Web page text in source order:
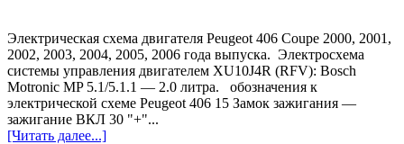
Электрическая схема двигателя Peugeot 406 Coupe 2000, 2001,
2002, 2003, 2004, 2005, 2006 года выпуска. Электросхема
системы управления двигателем XU10J4R (RFV): Bosch
Motronic MP 5.1/5.1.1 — 2.0 литра. обозначения к
электрической схеме Peugeot 406 15 Замок зажигания —
зажигание ВКЛ 30 "+"...
[Читать далее...]